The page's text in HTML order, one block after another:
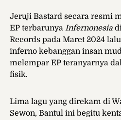
Jeruji Bastard secara resmi
EP terbarunya Infernonesia
Records pada Maret 2024
inferno kebanggan insan
melempar EP teranyarnya
fisik.
Lima lagu yang direkam di
Sewon, Bantul ini begitu